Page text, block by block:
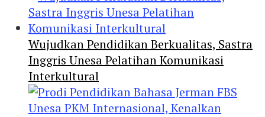
Wujudkan Pendidikan Berkualitas, Sastra
Inggris Unesa Pelatihan Komunikasi
Interkultural